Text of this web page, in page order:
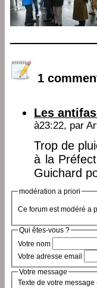
1
Les
à23:22, par
Trop de
à la
Guichard
modération a priori
Ce forum est modéré a
Qui êtes-vous ?
Votre nom
Votre adresse email
Votre message
Texte de votre